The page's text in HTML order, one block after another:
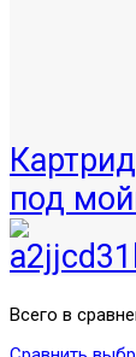
под
Всего в